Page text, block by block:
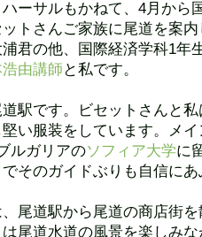
ーサルもかねて、4月から
ットさんご家族に尾道を案
君の他、国際経済学科1年
由講師 と私です。
駅です。ビセットさんと
い服装をしています。メ
ルガリアのソフィア大学に
そのガイドぶりも自信に
尾道駅から尾道の商店街
は尾道水道の風景を楽しみ